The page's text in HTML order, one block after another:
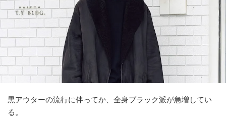
黒アウターの流行に伴ってか、全身ブラック派が急増してい
る。